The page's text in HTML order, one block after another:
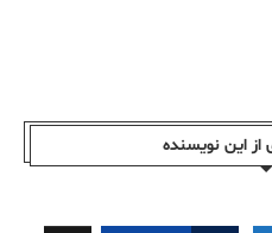
این نویسندە